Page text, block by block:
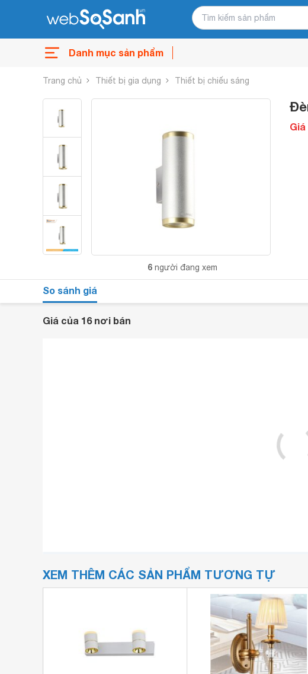
Danh mục sản phẩm
Trang chủ Thiết bị gia dụng Thiết bị chiếu sáng
6 người đang xem
So sánh giá
Giá của 16 nơi bán
XEM THÊM CÁC SẢN PHẨM TƯƠNG TỰ